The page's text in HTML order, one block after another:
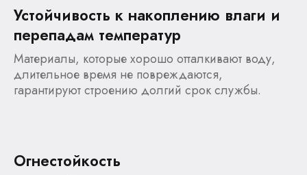
Устойчивость к накоплению влаги и
перепадам температур
Материалы, которые хорошо отталкивают воду,
длительное время не повреждаются,
гарантируют строению долгий срок службы.
Огнестойкость